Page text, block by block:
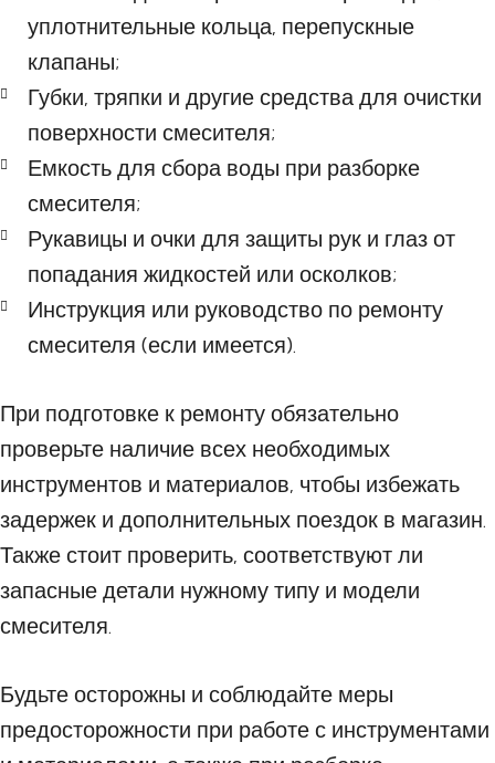
уплотнительные кольца, перепускные
клапаны;
Губки, тряпки и другие средства для очистки
поверхности смесителя;
Емкость для сбора воды при разборке
смесителя;
Рукавицы и очки для защиты рук и глаз от
попадания жидкостей или осколков;
Инструкция или руководство по ремонту
смесителя (если имеется).
При подготовке к ремонту обязательно
проверьте наличие всех необходимых
инструментов и материалов, чтобы избежать
задержек и дополнительных поездок в магазин.
Также стоит проверить, соответствуют ли
запасные детали нужному типу и модели
смесителя.
Будьте осторожны и соблюдайте меры
предосторожности при работе с инструментами